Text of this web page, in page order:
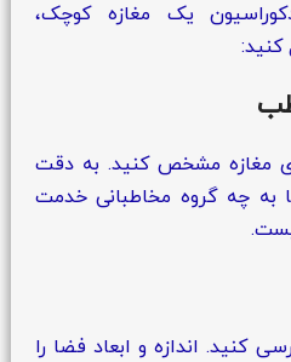
یک مغازه کوچک،
کنید:
مغازه مشخص کنید. به دقت
به چه گروه مخاطبانی خدمت
کنید. اندازه و ابعاد فضا را